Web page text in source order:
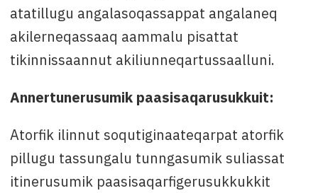
atatillugu angalasoqassappat angalaneq
akilerneqassaaq aammalu pisattat
tikinnissaannut akiliunneqartussaalluni.
Annertunerusumik paasisaqarusukkuit:
Atorfik ilinnut soqutiginaateqarpat atorfik
pillugu tassungalu tunngasumik suliassat
itinerusumik paasisaqarfigerusukkukkit